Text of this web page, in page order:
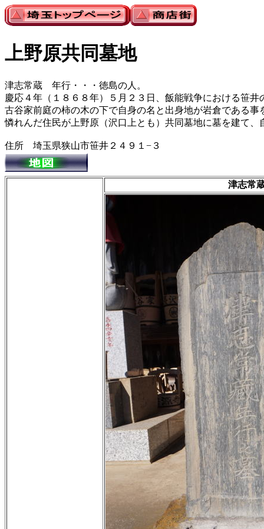
上野原共同墓地
津志常蔵 年行・・・徳島の人。
慶応４年（１８６８年）５月２３日、飯能戦争における笹
古谷家前庭の柿の木の下で自身の名と出身地が岩倉である事
憐れんだ住民が上野原（沢口上とも）共同墓地に墓を建て
住所 埼玉県狭山市笹井２４９１−３
津志常